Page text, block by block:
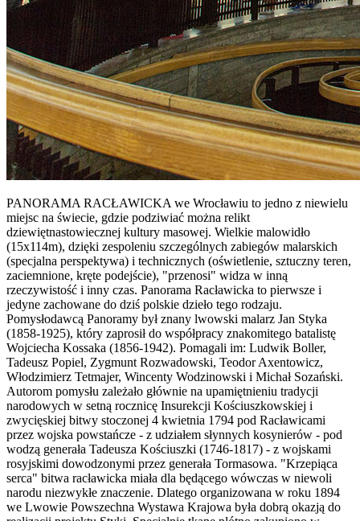
PANORAMA RACŁAWICKA we Wrocławiu to jedno z niewielu
miejsc na świecie, gdzie podziwiać można relikt
dziewiętnastowiecznej kultury masowej. Wielkie malowidło
(15x114m), dzięki zespoleniu szczególnych zabiegów malarskich
(specjalna perspektywa) i technicznych (oświetlenie, sztuczny teren,
zaciemnione, kręte podejście), "przenosi" widza w inną
rzeczywistość i inny czas. Panorama Racławicka to pierwsze i
jedyne zachowane do dziś polskie dzieło tego rodzaju.
Pomysłodawcą Panoramy był znany lwowski malarz Jan Styka
(1858-1925), który zaprosił do współpracy znakomitego batalistę
Wojciecha Kossaka (1856-1942). Pomagali im: Ludwik Boller,
Tadeusz Popiel, Zygmunt Rozwadowski, Teodor Axentowicz,
Włodzimierz Tetmajer, Wincenty Wodzinowski i Michał Sozański.
Autorom pomysłu zależało głównie na upamiętnieniu tradycji
narodowych w setną rocznicę Insurekcji Kościuszkowskiej i
zwycięskiej bitwy stoczonej 4 kwietnia 1794 pod Racławicami
przez wojska powstańcze - z udziałem słynnych kosynierów - pod
wodzą generała Tadeusza Kościuszki (1746-1817) - z wojskami
rosyjskimi dowodzonymi przez generała Tormasowa. "Krzepiąca
serca" bitwa racławicka miała dla będącego wówczas w niewoli
narodu niezwykłe znaczenie. Dlatego organizowana w roku 1894
we Lwowie Powszechna Wystawa Krajowa była dobrą okazją do